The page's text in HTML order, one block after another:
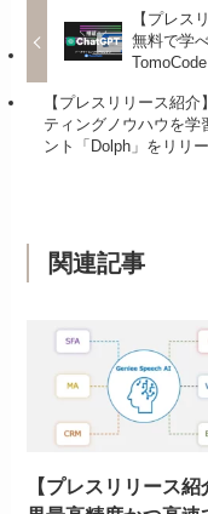
【プレス
無料で学
TomoCode
【プレスリリース紹
ティングノウハウを学
ント「Dolph」をリリ
関連記事
【プレスリリース